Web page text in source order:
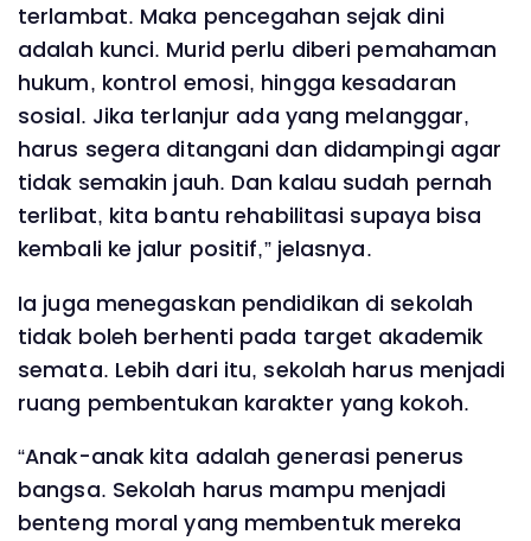
terlambat. Maka pencegahan sejak dini
adalah kunci. Murid perlu diberi pemahaman
hukum, kontrol emosi, hingga kesadaran
sosial. Jika terlanjur ada yang melanggar,
harus segera ditangani dan didampingi agar
tidak semakin jauh. Dan kalau sudah pernah
terlibat, kita bantu rehabilitasi supaya bisa
kembali ke jalur positif,” jelasnya.
Ia juga menegaskan pendidikan di sekolah
tidak boleh berhenti pada target akademik
semata. Lebih dari itu, sekolah harus menjadi
ruang pembentukan karakter yang kokoh.
“Anak-anak kita adalah generasi penerus
bangsa. Sekolah harus mampu menjadi
benteng moral yang membentuk mereka